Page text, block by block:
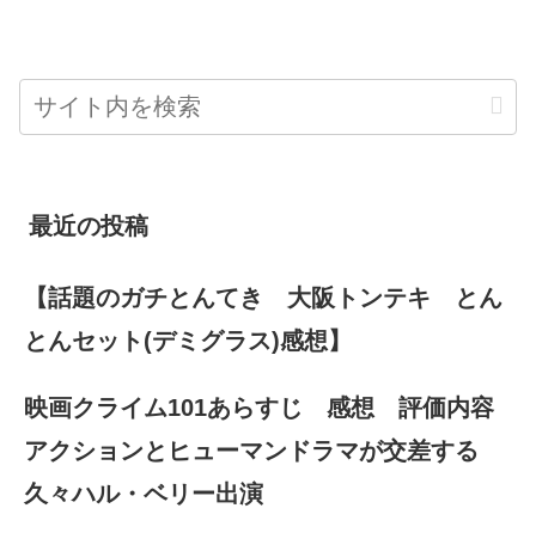
最近の投稿
【話題のガチとんてき 大阪トンテキ とん
とんセット(デミグラス)感想】
映画クライム101あらすじ 感想 評価内容
アクションとヒューマンドラマが交差する
久々ハル・ベリー出演